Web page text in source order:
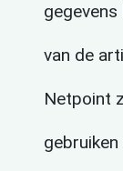
van de
Netpoint